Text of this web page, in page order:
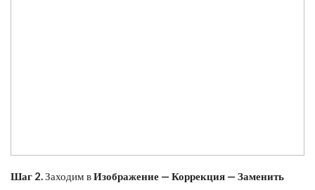
Шаг 2.Заходим вИзображение — Коррекция — Заменить